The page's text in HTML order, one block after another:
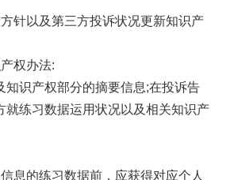
针以及第三方投诉状况更新知识产
权办法:
知识产权部分的摘要信息;在投诉告
就练习数据运用状况以及相关知识产
息的练习数据前，应获得对应个人